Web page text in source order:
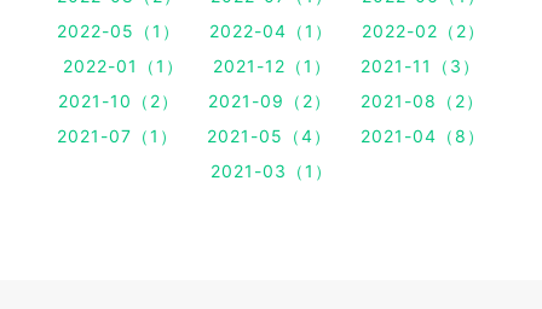
2022-05（1）
2022-04（1）
2022-02（2）
2022-01（1）
2021-12（1）
2021-11（3）
2021-10（2）
2021-09（2）
2021-08（2）
2021-07（1）
2021-05（4）
2021-04（8）
2021-03（1）